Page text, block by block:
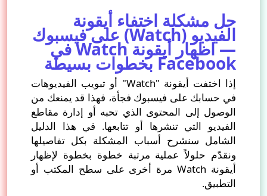
حل مشكلة اختفاء أيقونة
الفيديو (Watch) على فيسبوك
— اظهار أيقونة Watch في
Facebook بخطوات بسيطة
إذا اختفت أيقونة "Watch" أو تبويب الفيديوهات
في حسابك على فيسبوك فجأة، فهذا قد يمنعك من
الوصول إلى المحتوى الذي تحبه أو إدارة مقاطع
الفيديو التي تنشرها أو تتابعها. في هذا الدليل
الشامل سنشرح أسباب المشكلة بكل تفاصيلها
ونقدّم حلولاً عملية مرتبة خطوة بخطوة لإظهار
أيقونة Watch مرة أخرى على سطح المكتب أو
التطبيق.